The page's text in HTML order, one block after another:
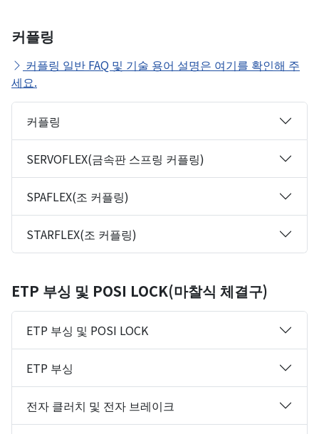
커플링
커플링 일반 FAQ 및 기술 용어 설명은 여기를 확인해 주
세요.
커플링
SERVOFLEX(금속판 스프링 커플링)
SPAFLEX(조 커플링)
STARFLEX(조 커플링)
ETP 부싱 및 POSI LOCK(마찰식 체결구)
ETP 부싱 및 POSI LOCK
ETP 부싱
전자 클러치 및 전자 브레이크